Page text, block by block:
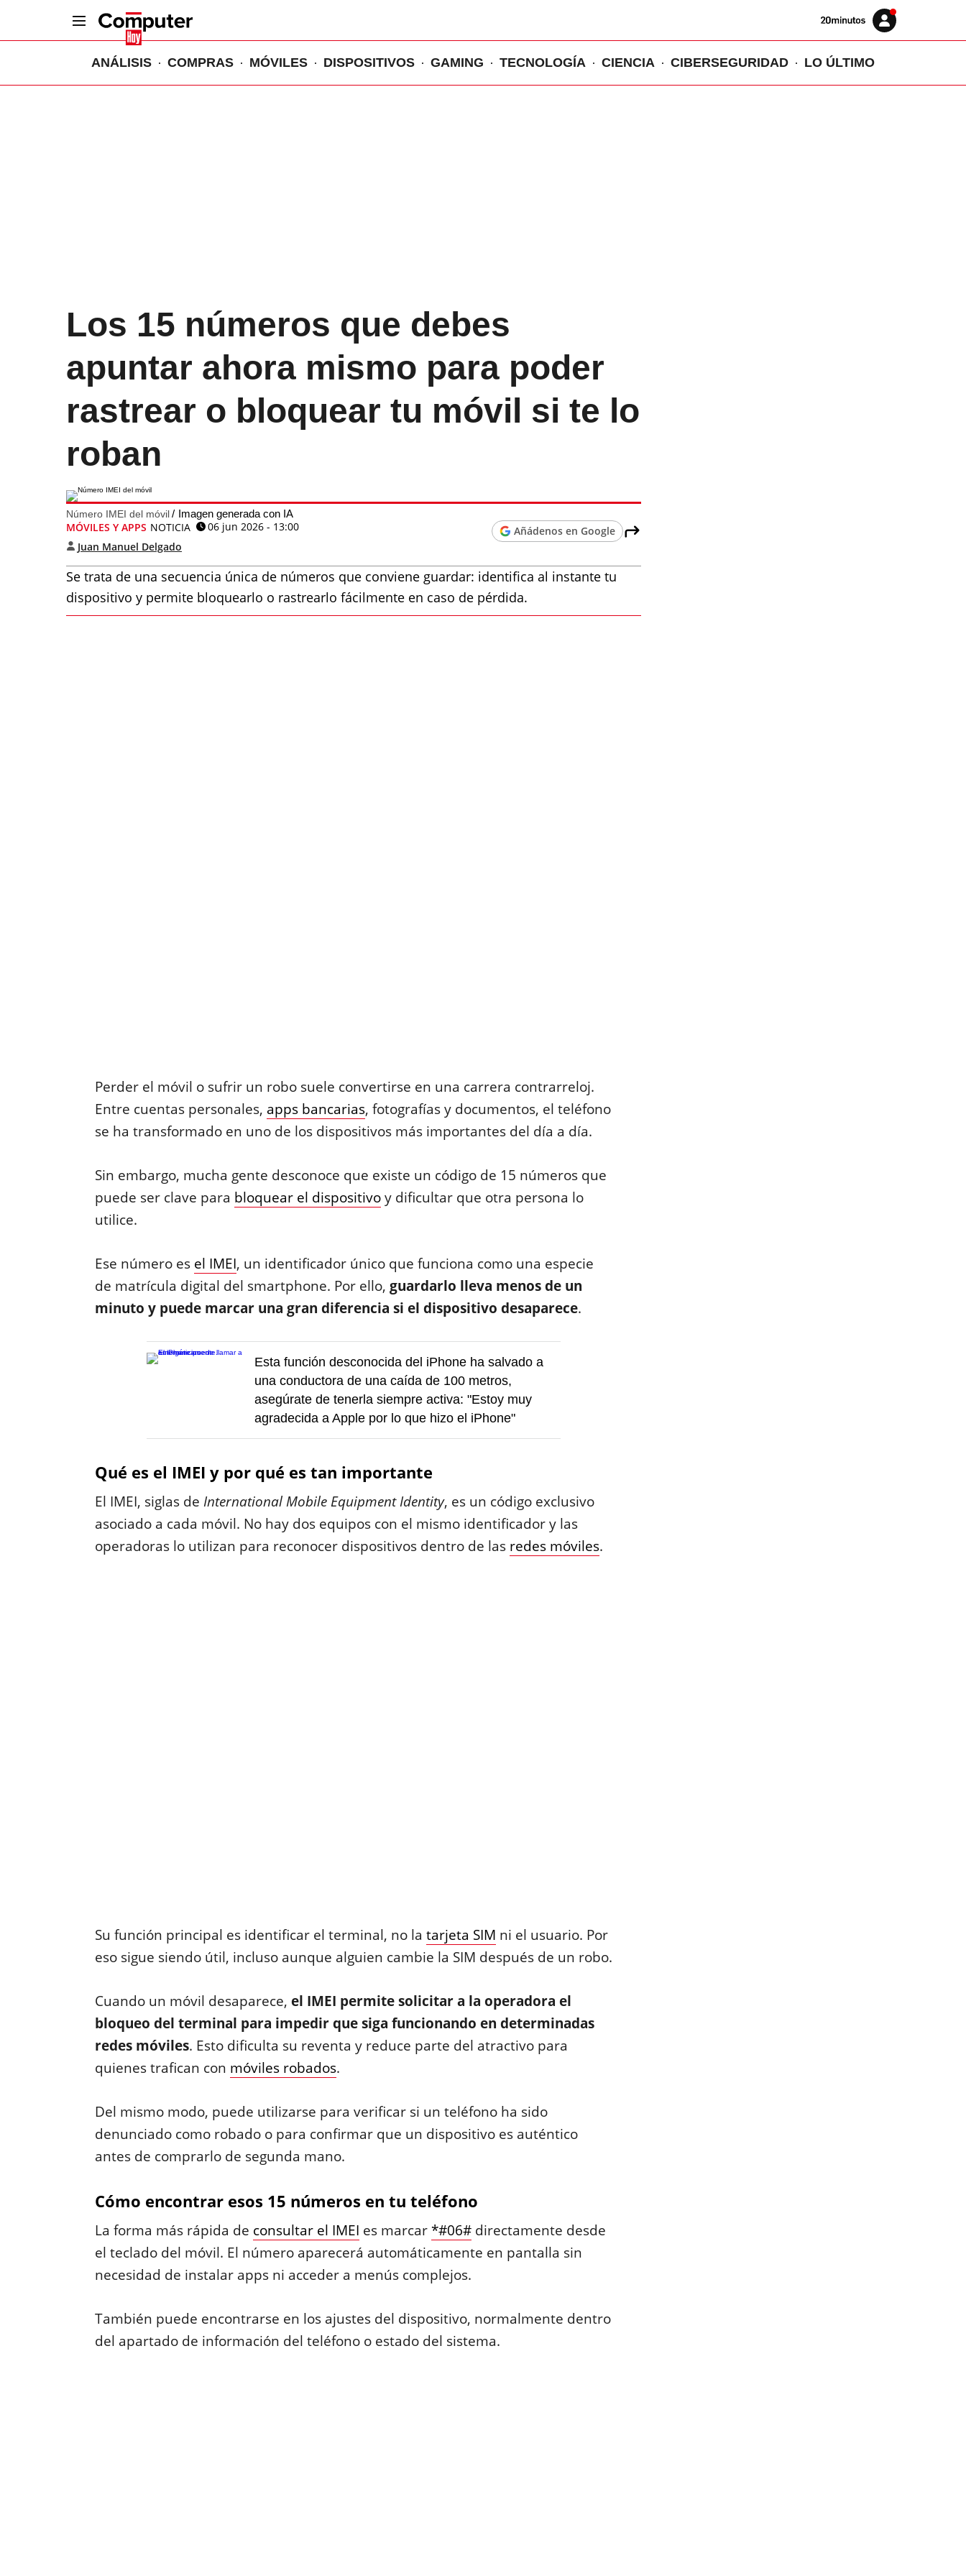
Volver
Iniciar
sesión
ANÁLISIS COMPRAS MÓVILES DISPOSITIVOS GAMING TECNOLOGÍA CIENCIA CIBERSEGURIDAD LO ÚLTIMO
Los 15 números que debes
apuntar ahora mismo para poder
rastrear o bloquear tu móvil si te lo
roban
Número IMEI del móvil Imagen generada con IA
MÓVILES Y APPS NOTICIA
06 jun 2026 - 13:00
Juan Manuel Delgado
Añádenos en Google
Se trata de una secuencia única de números que conviene guardar: identifica al instante tu
dispositivo y permite bloquearlo o rastrearlo fácilmente en caso de pérdida.
Perder el móvil o sufrir un robo suele convertirse en una carrera contrarreloj.
Entre cuentas personales, apps bancarias, fotografías y documentos, el teléfono
se ha transformado en uno de los dispositivos más importantes del día a día.
Sin embargo, mucha gente desconoce que existe un código de 15 números que
puede ser clave para bloquear el dispositivoy dificultar que otra persona lo
utilice.
Ese número es el IMEI, un identificador único que funciona como una especie
de matrícula digital del smartphone. Por ello, guardarlo lleva menos de un
minuto y puede marcar una gran diferencia si el dispositivo desaparece.
Esta función desconocida del iPhone ha salvado a
una conductora de una caída de 100 metros,
asegúrate de tenerla siempre activa: "Estoy muy
agradecida a Apple por lo que hizo el iPhone"
Qué es el IMEI y por qué es tan importante
El IMEI, siglas de International Mobile Equipment Identity, es un código exclusivo
asociado a cada móvil. No hay dos equipos con el mismo identificador y las
operadoras lo utilizan para reconocer dispositivos dentro de las redes móviles.
Su función principal es identificar el terminal, no la tarjeta SIM ni el usuario. Por
eso sigue siendo útil, incluso aunque alguien cambie la SIM después de un robo.
Cuando un móvil desaparece, el IMEI permite solicitar a la operadora el
bloqueo del terminal para impedir que siga funcionando en determinadas
redes móviles. Esto dificulta su reventa y reduce parte del atractivo para
quienes trafican con móviles robados.
Del mismo modo, puede utilizarse para verificar si un teléfono ha sido
denunciado como robado o para confirmar que un dispositivo es auténtico
antes de comprarlo de segunda mano.
Cómo encontrar esos 15 números en tu teléfono
La forma más rápida de consultar el IMEI es marcar *#06#directamente desde
el teclado del móvil. El número aparecerá automáticamente en pantalla sin
necesidad de instalar apps ni acceder a menús complejos.
También puede encontrarse en los ajustes del dispositivo, normalmente dentro
del apartado de información del teléfono o estado del sistema.